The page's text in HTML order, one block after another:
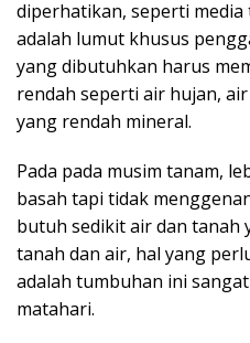
diperhatikan, seperti
adalah lumut khusus
yang dibutuhkan harus
rendah seperti air hujan,
yang rendah mineral.
Pada pada musim tanam,
basah tapi tidak
butuh sedikit air dan tanah
tanah dan air, hal yang
adalah tumbuhan ini
matahari.